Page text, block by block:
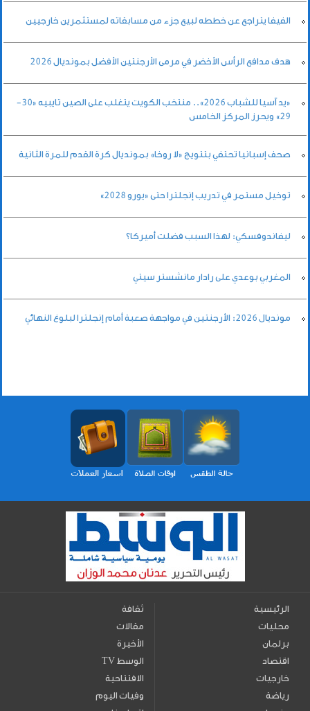
الفيفا يتراجع عن خططه لبيع جزء من مسابقاته لمستثمرين خارجيين
هدف مدافع الرأس الأخضر في مرمى الأرجنتين الأفضل بمونديال 2026
«يد آسيا للشباب 2026».. منتخب الكويت يتغلب على الصين تايبيه «30-
29» ويحرز المركز الخامس
صحف إسبانيا تحتفي بتتويج «لا روخا» بمونديال كرة القدم للمرة الثانية
توخيل مستمر في تدريب إنجلترا حتى «يورو 2028»
ليفاندوفسكي: لهذا السبب فضلت أميركا؟
المغربي بوعدي على رادار مانشستر سيتي
مونديال 2026: الأرجنتين في مواجهة صعبة أمام إنجلترا لبلوغ النهائي
الرئيسية
محليات
برلمان
اقتصاد
خارجيات
رياضة
ثقافة
مقالات
الأخيرة
TV الوسط
الافتتاحية
وفيات اليوم